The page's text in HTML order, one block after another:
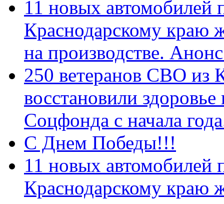
11 новых автомобилей
Краснодарскому краю
на производстве.
250 ветеранов СВО из
восстановили
Соцфонда с начала
С Днем Победы!!!
11 новых автомобилей
Краснодарскому краю